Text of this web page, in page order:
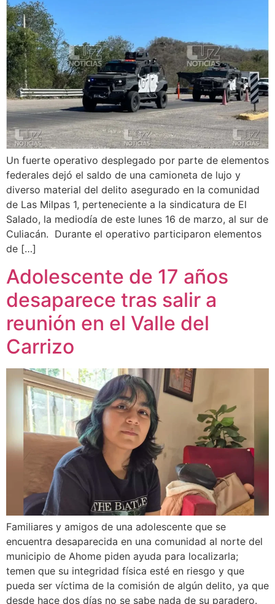
Un fuerte operativo desplegado por parte de elementos
federales dejó el saldo de una camioneta de lujo y
diverso material del delito asegurado en la comunidad
de Las Milpas 1, perteneciente a la sindicatura de El
Salado, la mediodía de este lunes 16 de marzo, al sur de
Culiacán. Durante el operativo participaron elementos
de […]
Adolescente de 17 años
desaparece tras salir a
reunión en el Valle del
Carrizo
Familiares y amigos de una adolescente que se
encuentra desaparecida en una comunidad al norte del
municipio de Ahome piden ayuda para localizarla;
temen que su integridad física esté en riesgo y que
pueda ser víctima de la comisión de algún delito, ya que
desde hace dos días no se sabe nada de su paradero.